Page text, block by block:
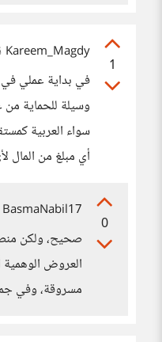
1
Kareem_Magdy
في بداية عملي
وسيلة للحماية
أي مبلغ من المال
0
BasmaNabil17
العروض الوهمية
مسروقة، وفي